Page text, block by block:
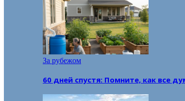
За рубежом
60 дней спустя: Помните, как все